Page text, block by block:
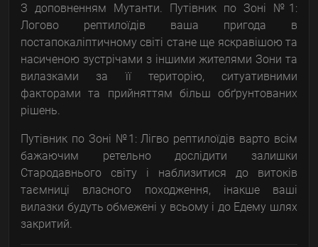
З доповненням Мутанти. Путівник по Зоні №1:
Логово рептилоїдів ваша пригода в
постапокаліптичному світі стане ще яскравішою та
насиченою зустрічами з іншими жителями Зони та
вилазками за її територію, ситуативними
факторами та прийняттям більш обґрунтованих
рішень.
Путівник по Зоні №1: Лігво рептилоїдів варто всім
бажаючим ретельно дослідити залишки
Стародавнього світу і наблизитися до витоків
таємниці власного походження, інакше ваші
вилазки будуть обмежені у всьому і до Едему шлях
закритий.